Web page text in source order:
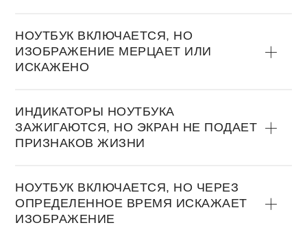
НОУТБУК ВКЛЮЧАЕТСЯ, НО
ИЗОБРАЖЕНИЕ МЕРЦАЕТ ИЛИ
ИСКАЖЕНО
ИНДИКАТОРЫ НОУТБУКА
ЗАЖИГАЮТСЯ, НО ЭКРАН НЕ ПОДАЕТ
ПРИЗНАКОВ ЖИЗНИ
НОУТБУК ВКЛЮЧАЕТСЯ, НО ЧЕРЕЗ
ОПРЕДЕЛЕННОЕ ВРЕМЯ ИСКАЖАЕТ
ИЗОБРАЖЕНИЕ